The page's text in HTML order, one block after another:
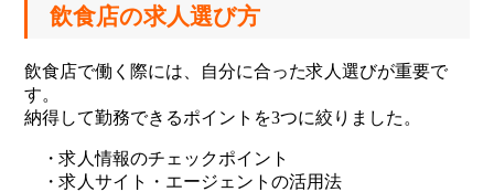
飲食店の求人選び方
飲食店で働く際には、自分に合った求人選びが重要で
す。
納得して勤務できるポイントを3つに絞りました。
・求人情報のチェックポイント
・求人サイト・エージェントの活用法